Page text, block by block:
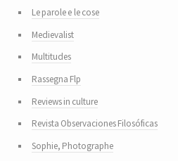
Le parole e le cose
Medievalist
Multitudes
Rassegna Flp
Reviews in culture
Revista Observaciones Filosóficas
Sophie, Photographe